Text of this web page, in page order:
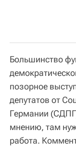
Большинство
позорное
депутатов от
Германии
мнению, там
работа.